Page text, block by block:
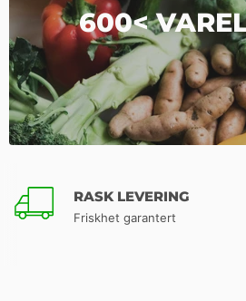
600<
RASK LEVERING
Friskhet garantert